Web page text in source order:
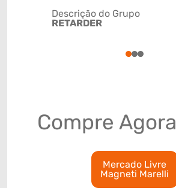
Descrição do Grupo
RETARDER
123
Compre Agora
Mercado Livre
Magneti Marelli